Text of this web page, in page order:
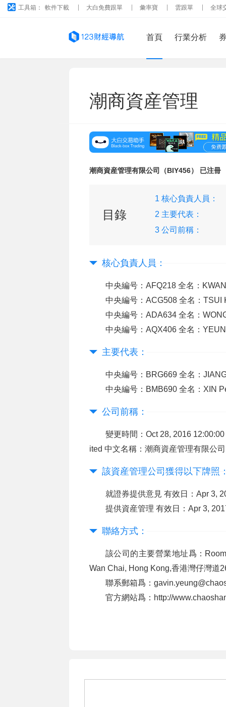
工具箱： 軟件下載 大白免費跟單 彙率寶 雲跟單 全球
首頁 行業分析
潮商資産管理
潮商資産管理有限公司（BIY456） 已注冊
目錄
1 核心負責人員：
2 主要代表：
3 公司前稱：
核心負責人員：
中央編号：AFQ218 全名：
中央編号：ACG508 全名：TSUI
中央編号：ADA634 全名：
中央編号：AQX406 全名：
主要代表：
中央編号：BRG669 全名：
中央編号：BMB690 全名：XIN
公司前稱：
變更時間：Oct 28, 2016
ited 中文名稱：潮商資産管理有限公
該資産管理公司獲得以下牌照
就證券提供意見 有效日：Apr 3,
提供資産管理 有效日：Apr 3,
聯絡方式：
該公司的主要營業地址爲：
Wan Chai, Hong Kong,香港灣仔灣道
聯系郵箱爲：
官方網站爲：http://